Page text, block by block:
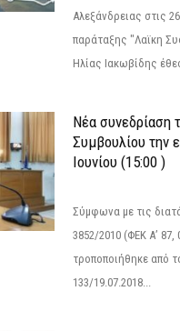
Αλεξάνδρειας στις
παράταξης "Λαϊκη
Ηλίας Ιακωβίδης
Νέα συνεδρίαση
Συμβουλίου την
Ιουνίου (15:00 )
Σύμφωνα με τις
3852/2010 (ΦΕΚ Α’ 87,
τροποποιήθηκε από
133/19.07.2018...